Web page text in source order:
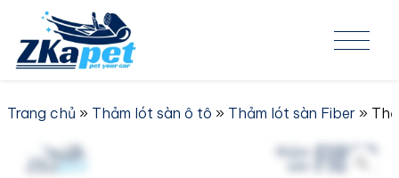
Skip to content
Trang chủ » Thảm lót sàn ô tô » Thảm lót sàn Fiber »